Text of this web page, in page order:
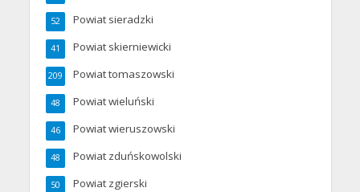
Powiat sieradzki
52
Powiat skierniewicki
41
Powiat tomaszowski
209
Powiat wieluński
48
Powiat wieruszowski
46
Powiat zduńskowolski
48
Powiat zgierski
50